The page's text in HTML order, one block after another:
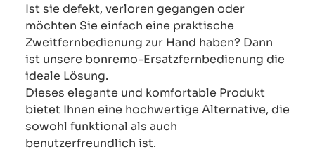
Ist sie defekt, verloren gegangen oder
möchten Sie einfach eine praktische
Zweitfernbedienung zur Hand haben? Dann
ist unsere bonremo-Ersatzfernbedienung die
ideale Lösung.
Dieses elegante und komfortable Produkt
bietet Ihnen eine hochwertige Alternative, die
sowohl funktional als auch
benutzerfreundlich ist.